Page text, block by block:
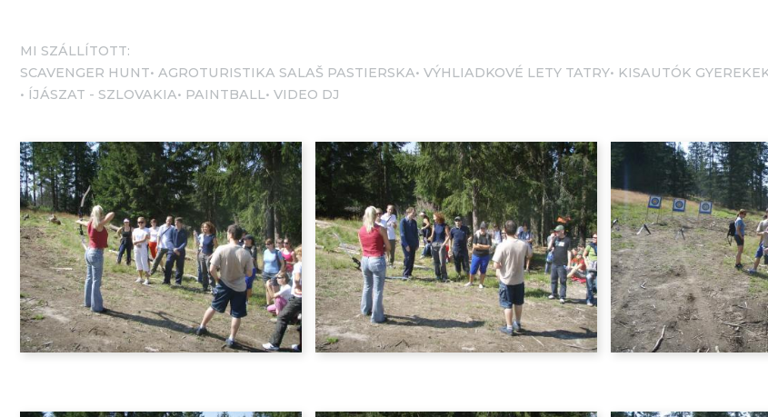
MI SZÁLLÍTOTT:
SCAVENGER HUNT AGROTURISTIKA SALAŠ PASTIERSKA VÝHLIADKOVÉ LETY TATRY KISAUTÓK
ÍJÁSZAT - SZLOVAKIA
PAINTBALL VIDEO DJ